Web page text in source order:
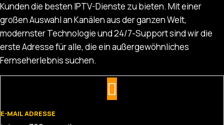
Kunden die besten IPTV-Dienste zu bieten. Mit einer
großen Auswahl an Kanälen aus der ganzen Welt,
modernster Technologie und 24/7-Support sind wir die
erste Adresse für alle, die ein außergewöhnliches
Fernseherlebnis suchen.
E-MAIL ADRESSE